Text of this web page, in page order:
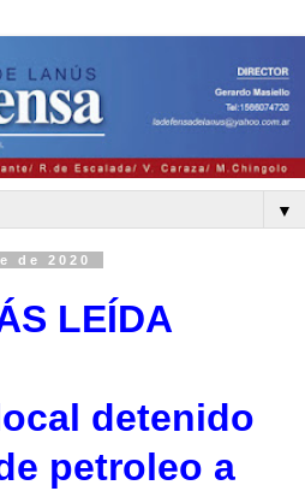
▼
de 2020
LEÍDA
detenido
petroleo a